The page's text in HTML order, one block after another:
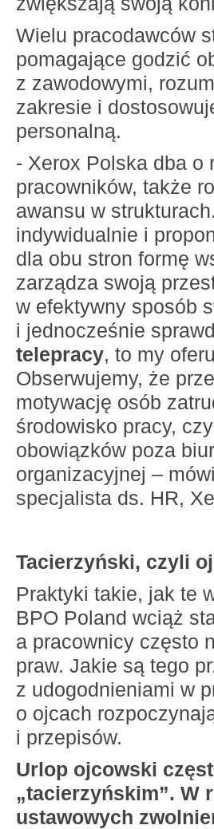
Wielu pracodawców
pomagające godzić
z zawodowymi,
zakresie i
personalną.
- Xerox Polska dba o
pracowników, także
awansu w
indywidualnie i
dla obu stron formę
zarządza swoją
w efektywny sposób
i jednocześnie
telepracy, to my
Obserwujemy, że
motywację osób
środowisko pracy,
obowiązków poza
organizacyjnej –
specjalista ds. HR,
Tacierzyński, czyli
Praktyki takie, jak te
BPO Poland wciąż
a pracownicy często
praw. Jakie są tego
z udogodnieniami w
o ojcach
i przepisów.
Urlop ojcowski
„tacierzyńskim”. W
ustawowych